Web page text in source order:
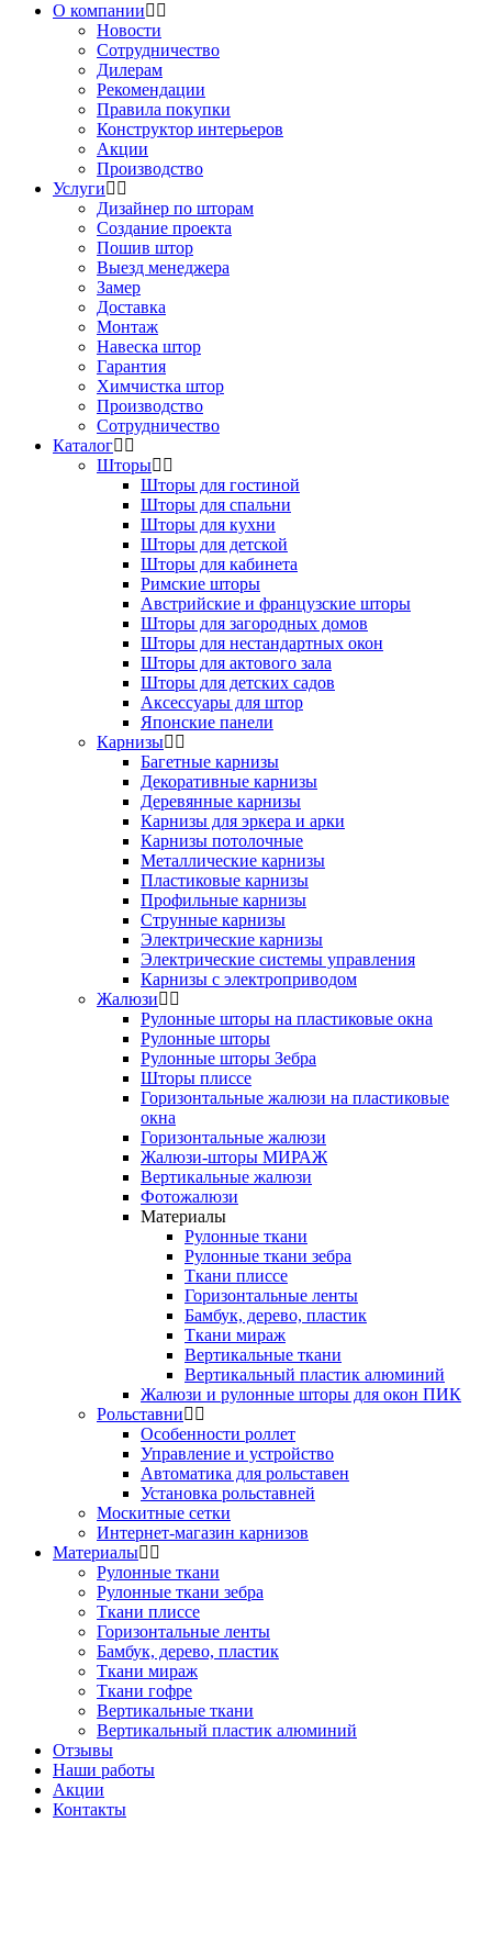
О компании
Новости
Сотрудничество
Дилерам
Рекомендации
Правила покупки
Конструктор интерьеров
Акции
Производство
Услуги
Дизайнер по шторам
Создание проекта
Пошив штор
Выезд менеджера
Замер
Доставка
Монтаж
Навеска штор
Гарантия
Химчистка штор
Производство
Сотрудничество
Каталог
Шторы
Шторы для гостиной
Шторы для спальни
Шторы для кухни
Шторы для детской
Шторы для кабинета
Римские шторы
Австрийские и французские шторы
Шторы для загородных домов
Шторы для нестандартных окон
Шторы для актового зала
Шторы для детских садов
Аксессуары для штор
Японские панели
Карнизы
Багетные карнизы
Декоративные карнизы
Деревянные карнизы
Карнизы для эркера и арки
Карнизы потолочные
Металлические карнизы
Пластиковые карнизы
Профильные карнизы
Струнные карнизы
Электрические карнизы
Электрические системы управления
Карнизы с электроприводом
Жалюзи
Рулонные шторы на пластиковые окна
Рулонные шторы
Рулонные шторы Зебра
Шторы плиссе
Горизонтальные жалюзи на пластиковые
окна
Горизонтальные жалюзи
Жалюзи-шторы МИРАЖ
Вертикальные жалюзи
Фотожалюзи
Материалы
Рулонные ткани
Рулонные ткани зебра
Ткани плиссе
Горизонтальные ленты
Бамбук, дерево, пластик
Ткани мираж
Вертикальные ткани
Вертикальный пластик алюминий
Жалюзи и рулонные шторы для окон ПИК
Рольставни
Особенности роллет
Управление и устройство
Автоматика для рольставен
Установка рольставней
Москитные сетки
Интернет-магазин карнизов
Материалы
Рулонные ткани
Рулонные ткани зебра
Ткани плиссе
Горизонтальные ленты
Бамбук, дерево, пластик
Ткани мираж
Ткани гофре
Вертикальные ткани
Вертикальный пластик алюминий
Отзывы
Наши работы
Акции
Контакты